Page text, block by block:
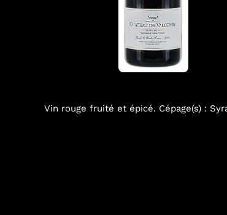
Vin rouge fruité et épicé. Cépage(s) :